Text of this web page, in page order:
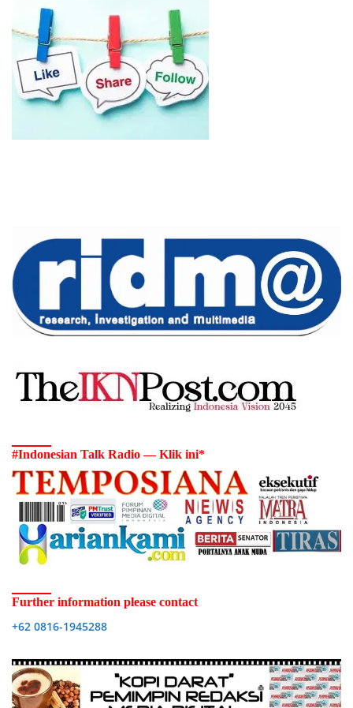
#Indonesian Talk Radio — Klik ini*
Further information please contact
+62 0816-1945288